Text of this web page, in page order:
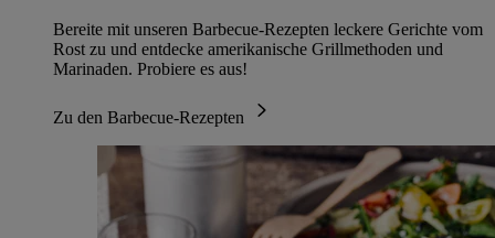
Bereite mit unseren Barbecue-Rezepten leckere Gerichte vom
Rost zu und entdecke amerikanische Grillmethoden und
Marinaden. Probiere es aus!
Zu den Barbecue-Rezepten